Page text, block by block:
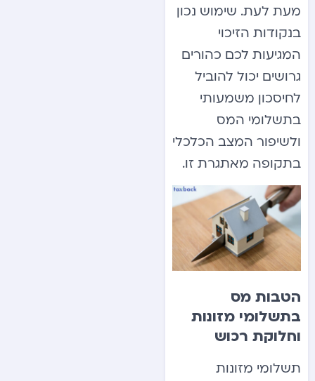
מעת לעת. שימוש נכון
בנקודות הזיכוי
המגיעות לכם כהורים
גרושים יכול להוביל
לחיסכון משמעותי
בתשלומי המס
ולשיפור המצב הכלכלי
בתקופה מאתגרת זו.
הטבות מס
בתשלומי מזונות
וחלוקת רכוש
תשלומי מזונות